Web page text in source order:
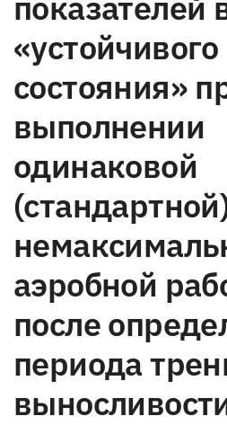
«устойчивого
состояния»
выполнении
одинаковой
аэробной
после
периода